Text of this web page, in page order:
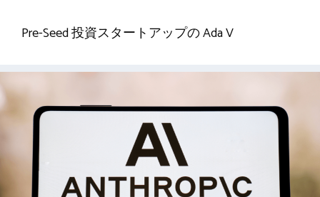
Pre-Seed 投資スタートアップの Ada V